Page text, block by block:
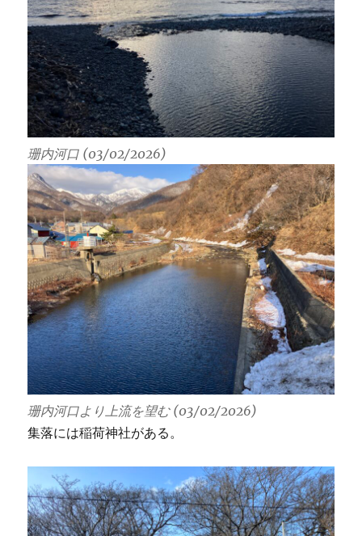
珊内河口 (03/02/2026)
珊内河口より上流を望む (03/02/2026)
集落には稲荷神社がある。